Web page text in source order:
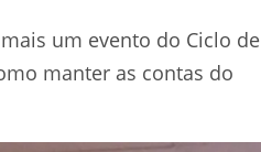
um evento do Ciclo de
manter as contas do